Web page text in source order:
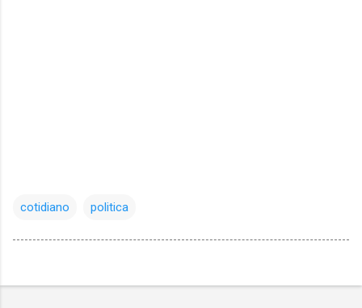
cotidiano politica